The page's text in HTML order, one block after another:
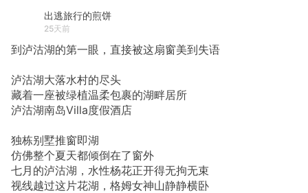
出逃旅行的煎饼
25天前
到泸沽湖的第一眼，直接被这扇窗美到失语
泸沽湖大落水村的尽头
藏着一座被绿植温柔包裹的湖畔居所
泸沽湖南岛Villa度假酒店
独栋别墅推窗即湖
仿佛整个夏天都倾倒在了窗外
七月的泸沽湖，水性杨花正开得无拘无束
视线越过这片花湖，格姆女神山静静横卧